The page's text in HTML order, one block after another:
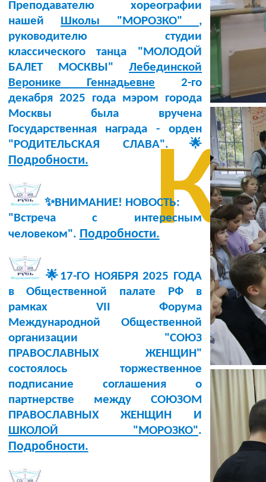
Преподавателю хореографии
нашей Школы "МОРОЗКО" ,
руководителю студии
классического танца "МОЛОДОЙ
БАЛЕТ МОСКВЫ" Лебединской
Веронике Геннадьевне 2-го
декабря 2025 года мэром города
Москвы была вручена
Государственная награда - орден
"РОДИТЕЛЬСКАЯ СЛАВА".🌟
Подробности.
✨ВНИМАНИЕ! НОВОСТЬ:
"Встреча с интересным
человеком". Подробности.
🌟17-ГО НОЯБРЯ 2025 ГОДА
в Общественной палате РФ в
рамках VII Форума
Международной Общественной
организации "СОЮЗ
ПРАВОСЛАВНЫХ ЖЕНЩИН"
состоялось торжественное
подписание соглашения о
партнерстве между СОЮЗОМ
ПРАВОСЛАВНЫХ ЖЕНЩИН И
ШКОЛОЙ "МОРОЗКО".
Подробности.